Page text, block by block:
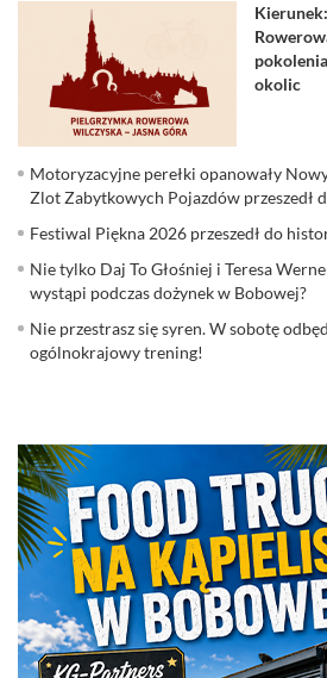
okolic
Motoryzacyjne perełki opanowały
Zlot Zabytkowych Pojazdów przeszedł
Festiwal Piękna 2026 przeszedł do
Nie tylko Daj To Głośniej i Teresa
wystąpi podczas dożynek w Bobowej?
Nie przestrasz się syren. W sobotę
ogólnokrajowy trening!